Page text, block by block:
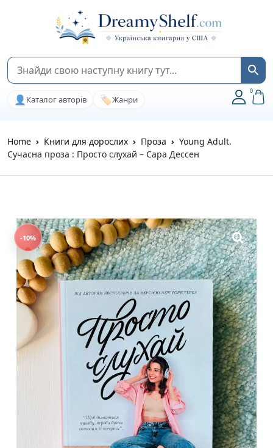
👤 Каталог авторів 🏷️Жанри
0
Home Книги для дорослих Проза
Young Adult.
Сучасна проза : Просто слухай – Сара Дессен
-10%